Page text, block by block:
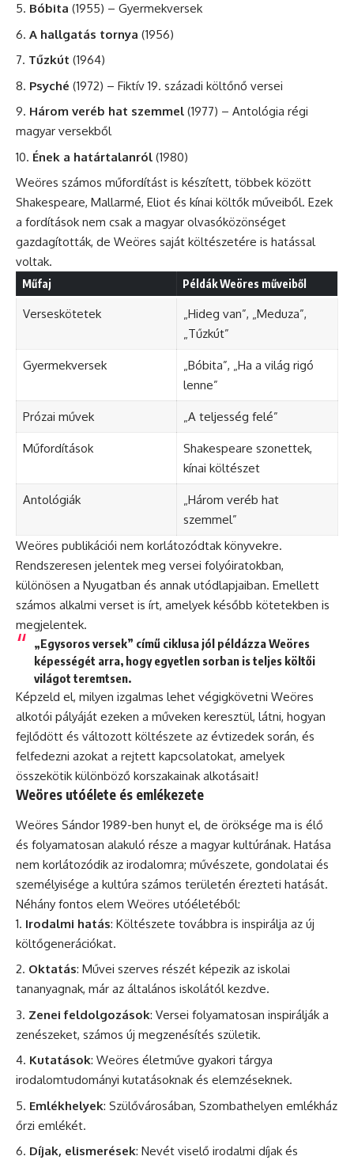
Bóbita (1955) – Gyermekversek
A hallgatás tornya (1956)
Tűzkút (1964)
Psyché (1972) – Fiktív 19. századi költőnő versei
Három veréb hat szemmel (1977) – Antológia régi
magyar versekből
Ének a határtalanról (1980)
Weöres számos műfordítást is készített, többek között
Shakespeare, Mallarmé, Eliot és kínai költők műveiből. Ezek
a fordítások nem csak a magyar olvasóközönséget
gazdagították, de Weöres saját költészetére is hatással
voltak.
Műfaj Példák Weöres műveiből
Verseskötetek
„Hideg van”, „Meduza”,
„Tűzkút”
Gyermekversek
„Bóbita”, „Ha a világ rigó
lenne”
Prózai művek „A teljesség felé”
Műfordítások
Shakespeare szonettek,
kínai költészet
Antológiák
„Három veréb hat
szemmel”
Weöres publikációi nem korlátozódtak könyvekre.
Rendszeresen jelentek meg versei folyóiratokban,
különösen a Nyugatban és annak utódlapjaiban. Emellett
számos alkalmi verset is írt, amelyek később kötetekben is
megjelentek.
„Egysoros versek” című ciklusa jól példázza Weöres
képességét arra, hogy egyetlen sorban is teljes költői
világot teremtsen.
Képzeld el, milyen izgalmas lehet végigkövetni Weöres
alkotói pályáját ezeken a műveken keresztül, látni, hogyan
fejlődött és változott költészete az évtizedek során, és
felfedezni azokat a rejtett kapcsolatokat, amelyek
összekötik különböző korszakainak alkotásait!
Weöres utóélete és emlékezete
Weöres Sándor 1989-ben hunyt el, de öröksége ma is élő
és folyamatosan alakuló része a magyar kultúrának. Hatása
nem korlátozódik az irodalomra; művészete, gondolatai és
személyisége a kultúra számos területén érezteti hatását.
Néhány fontos elem Weöres utóéletéből:
Irodalmi hatás: Költészete továbbra is inspirálja az új
költőgenerációkat.
Oktatás: Művei szerves részét képezik az iskolai
tananyagnak, már az általános iskolától kezdve.
Zenei feldolgozások: Versei folyamatosan inspirálják a
zenészeket, számos új megzenésítés születik.
Kutatások: Weöres életműve gyakori tárgya
irodalomtudományi kutatásoknak és elemzéseknek.
Emlékhelyek: Szülővárosában, Szombathelyen emlékház
őrzi emlékét.
Díjak, elismerések: Nevét viselő irodalmi díjak és